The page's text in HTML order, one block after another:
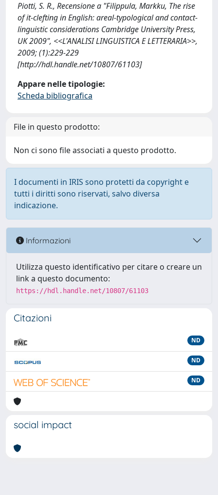
Piotti, S. R., Recensione a "Filippula, Markku, The rise
of it-clefting in English: areal-typological and contact-
linguistic considerations Cambridge University Press,
UK 2009", <<L'ANALISI LINGUISTICA E LETTERARIA>>,
2009; (1):229-229
[http://hdl.handle.net/10807/61103]
Appare nelle tipologie:
Scheda bibliografica
File in questo prodotto:
Non ci sono file associati a questo prodotto.
I documenti in IRIS sono protetti da copyright e
tutti i diritti sono riservati, salvo diversa
indicazione.
Informazioni
Utilizza questo identificativo per citare o creare un
link a questo documento:
https://hdl.handle.net/10807/61103
Citazioni
ND
ND
ND
social impact